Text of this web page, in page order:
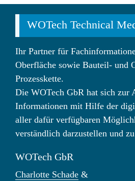
WOTech Technical
Ihr Partner für
Oberfläche sowie Bauteil- und
Prozesskette.
Die WOTech GbR hat sich zur
Informationen mit Hilfe der
aller dafür verfügbaren
verständlich darzustellen und
WOTech GbR
Charlotte Schade &